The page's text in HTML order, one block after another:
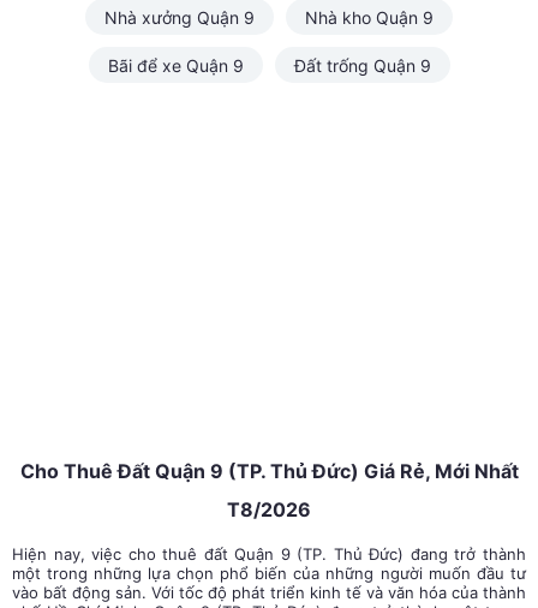
Nhà xưởng Quận 9 Nhà kho Quận 9
Bãi để xe Quận 9 Đất trống Quận 9
Cho Thuê Đất Quận 9 (TP. Thủ Đức) Giá Rẻ, Mới Nhất
T8/2026
Hiện nay, việc cho thuê đất Quận 9 (TP. Thủ Đức) đang trở thành
một trong những lựa chọn phổ biến của những người muốn đầu tư
vào bất động sản. Với tốc độ phát triển kinh tế và văn hóa của thành